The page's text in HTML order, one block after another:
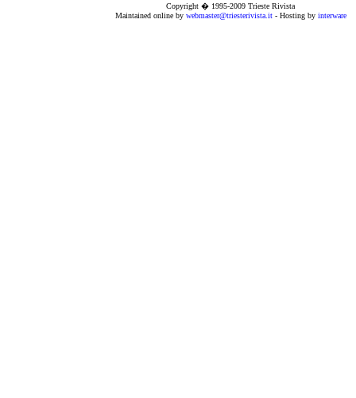
Copyright � 1995-2009 Trieste Rivista
Maintained online by webmaster@triesterivista.it- Hosting by interware